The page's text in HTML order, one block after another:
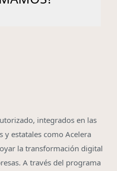
integrados en las
y estatales como Acelera
la transformación digital
A través del programa